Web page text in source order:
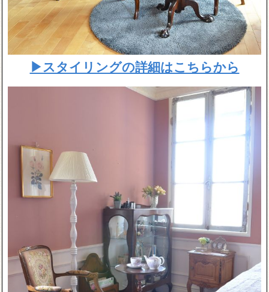
▶スタイリングの詳細はこちらから